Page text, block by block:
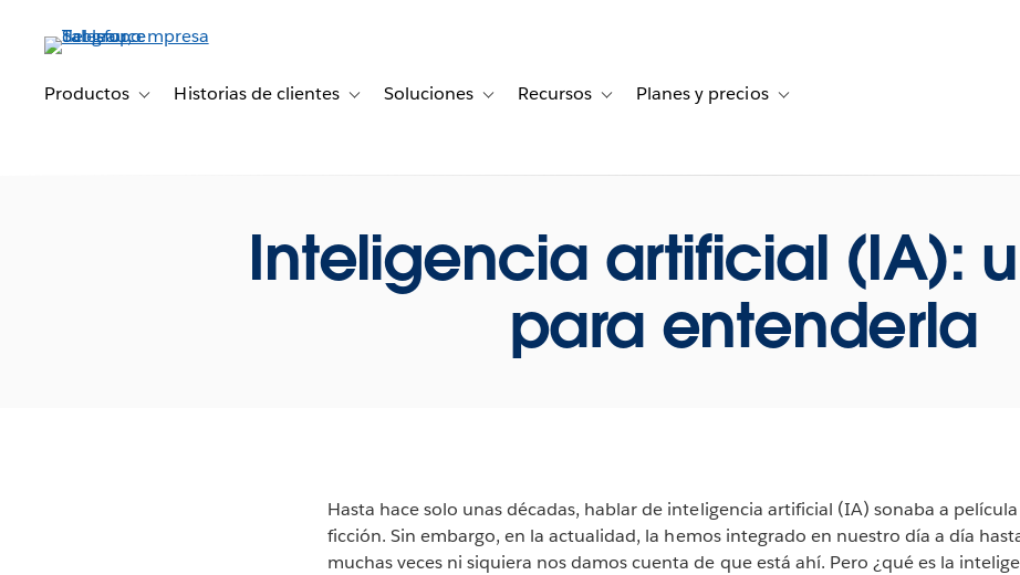
principalProductos Toggle sub-navigation for Productos
Historias de clientes Toggle sub-navigation for Historias de clientes
Soluciones Toggle sub-navigation for Soluciones
Recursos Toggle sub-navigation for Recursos
Planes y precios Toggle sub-navigation for Planes y
Inteligencia artificial (IA):
para entenderla
Hasta hace solo unas décadas, hablar de inteligencia artificial (IA) sonaba a
ficción. Sin embargo, en la actualidad, la hemos integrado en nuestro día a día
muchas veces ni siquiera nos damos cuenta de que está ahí. Pero ¿qué es la